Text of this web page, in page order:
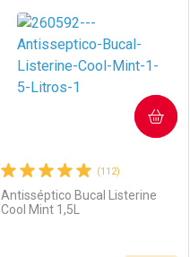
Laboratório
Por Menos
(112)
Antisséptico Bucal Listerine
Cool Mint 1,5L
COMPRAR